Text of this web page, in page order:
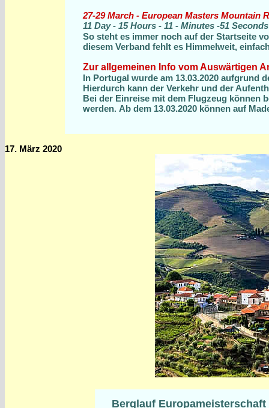
27-29 March - European Masters Mountain
11 Day - 15 Hours - 11 - Minutes -51
So steht es immer noch auf der Startseite
diesem Verband fehlt es Himmelweit,
Zur allgemeinen Info vom Auswärtigen
In Portugal wurde am 13.03.2020 aufgrund
Hierdurch kann der Verkehr und der
Bei der Einreise mit dem Flugzeug können
werden. Ab dem 13.03.2020 können auf
17. März 2020
Berglauf